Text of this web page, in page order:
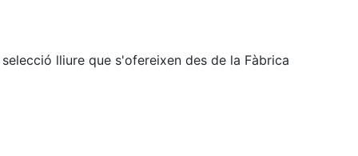
lliure que s'ofereixen des de la Fàbrica